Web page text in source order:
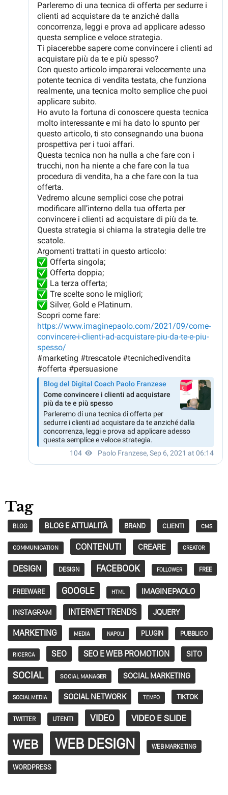
Tag
BLOG BLOG E ATTUALITÀ BRAND CLIENTI CMS
COMMUNICATION CONTENUTI CREARE CREATOR
DESIGN DESIGN FACEBOOK FOLLOWER FREE
FREEWARE GOOGLE HTML IMAGINEPAOLO
INSTAGRAM INTERNET TRENDS JQUERY
MARKETING MEDIA NAPOLI PLUGIN PUBBLICO
RICERCA SEO SEO E WEB PROMOTION SITO
SOCIAL SOCIAL MANAGER SOCIAL MARKETING
SOCIAL MEDIA SOCIAL NETWORK TEMPO TIKTOK
TWITTER UTENTI VIDEO VIDEO E SLIDE
WEB WEB DESIGN WEB MARKETING
WORDPRESS